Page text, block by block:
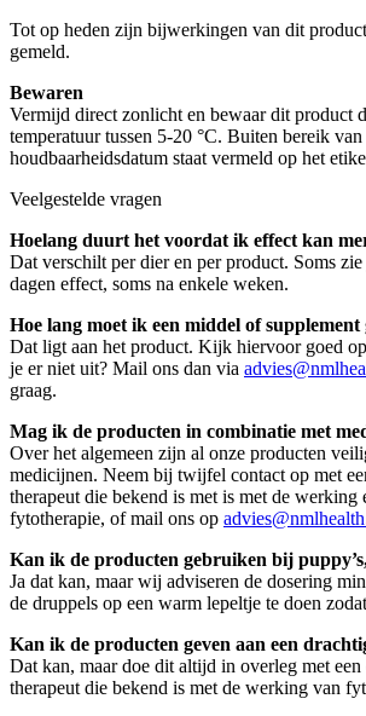
Tot op heden zijn bijwerkingen van dit
gemeld.
Bewaren
Vermijd direct zonlicht en bewaar dit product
temperatuur tussen 5-20 °C. Buiten bereik
houdbaarheidsdatum staat vermeld op het
Veelgestelde vragen
Hoelang duurt het voordat ik effect kan
Dat verschilt per dier en per product. Soms zie
dagen effect, soms na enkele weken.
Hoe lang moet ik een middel of
Dat ligt aan het product. Kijk hiervoor goed
je er niet uit? Mail ons dan via
graag.
Mag ik de producten in combinatie met
Over het algemeen zijn al onze producten
medicijnen. Neem bij twijfel contact op met
therapeut die bekend is met is met de werking
fytotherapie, of mail ons op
Kan ik de producten gebruiken bij
Ja dat kan, maar wij adviseren de dosering
de druppels op een warm lepeltje te doen
Kan ik de producten geven aan een
Dat kan, maar doe dit altijd in overleg met een
therapeut die bekend is met de werking van